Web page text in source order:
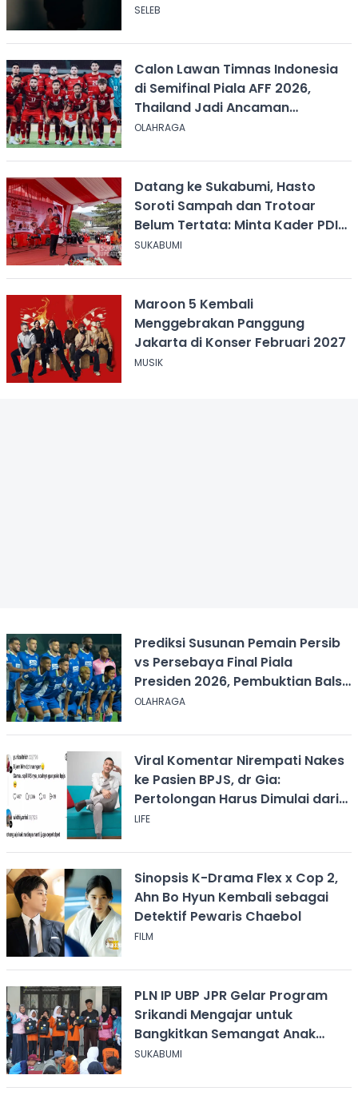
SELEB
Calon Lawan Timnas Indonesia
di Semifinal Piala AFF 2026,
Thailand Jadi Ancaman
Terbesar
OLAHRAGA
Datang ke Sukabumi, Hasto
Soroti Sampah dan Trotoar
Belum Tertata: Minta Kader PDIP
Bersihkan Kota
SUKABUMI
Maroon 5 Kembali
Menggebrakan Panggung
Jakarta di Konser Februari 2027
MUSIK
Prediksi Susunan Pemain Persib
vs Persebaya Final Piala
Presiden 2026, Pembuktian Balsa
Sekulic!
OLAHRAGA
Viral Komentar Nirempati Nakes
ke Pasien BPJS, dr Gia:
Pertolongan Harus Dimulai dari
Rasa Kemanusiaan
LIFE
Sinopsis K-Drama Flex x Cop 2,
Ahn Bo Hyun Kembali sebagai
Detektif Pewaris Chaebol
FILM
PLN IP UBP JPR Gelar Program
Srikandi Mengajar untuk
Bangkitkan Semangat Anak
Berkebutuhan Khusus
SUKABUMI